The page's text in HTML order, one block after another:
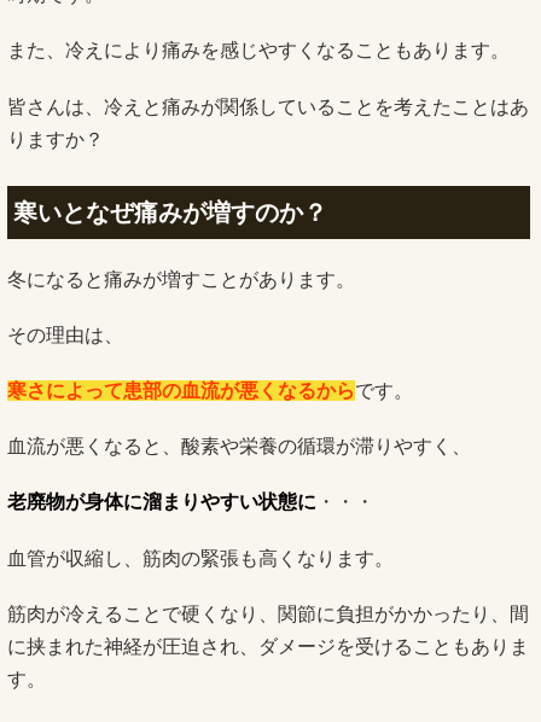
また、冷えにより痛みを感じやすくなることもあります。
皆さんは、冷えと痛みが関係していることを考えたことはあ
りますか？
寒いとなぜ痛みが増すのか？
冬になると痛みが増すことがあります。
その理由は、
寒さによって患部の血流が悪くなるからです。
血流が悪くなると、酸素や栄養の循環が滞りやすく、
老廃物が身体に溜まりやすい状態に ・・・
血管が収縮し、筋肉の緊張も高くなります。
筋肉が冷えることで硬くなり、関節に負担がかかったり、間
に挟まれた神経が圧迫され、ダメージを受けることもありま
す。